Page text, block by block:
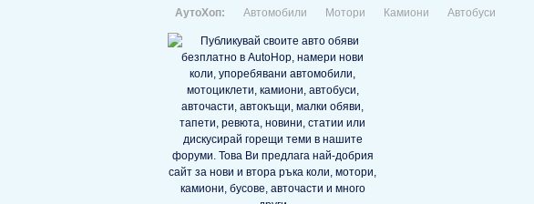
АутоХоп: Автомобили Мотори Камиони Автобуси